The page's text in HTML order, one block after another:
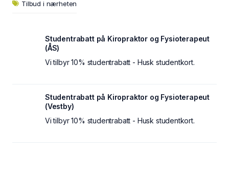
Tilbud i nærheten
Studentrabatt på Kiropraktor og Fysioterapeut
(ÅS)
Vi tilbyr 10% studentrabatt - Husk studentkort.
Studentrabatt på Kiropraktor og Fysioterapeut
(Vestby)
Vi tilbyr 10% studentrabatt - Husk studentkort.